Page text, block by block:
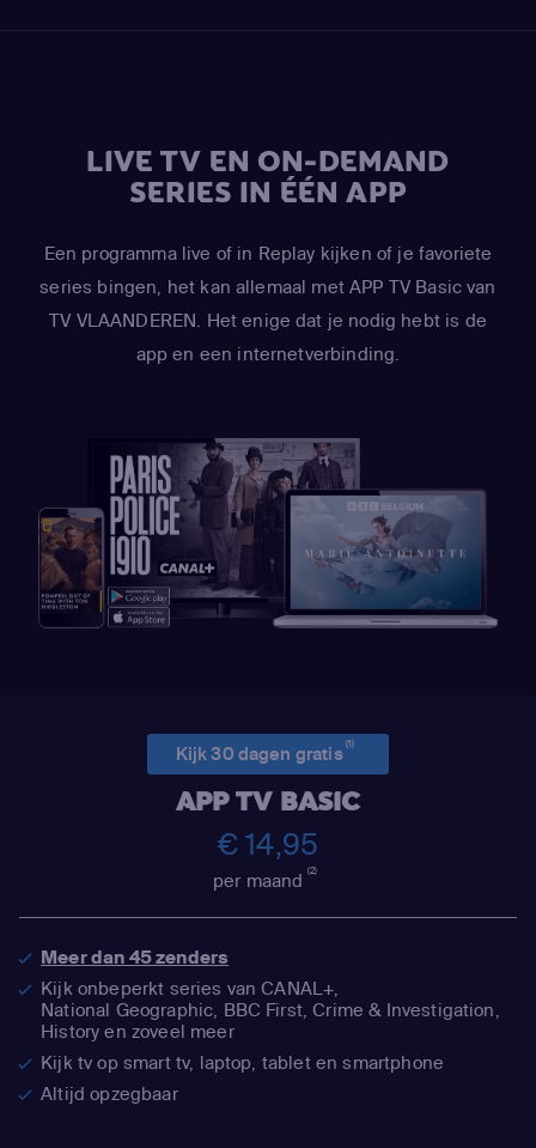
LIVE TV EN ON-DEMAND
SERIES IN ÉÉN APP
Een programma live of in Replay kijken of je favoriete
series bingen, het kan allemaal met APP TV Basic van
TV VLAANDEREN. Het enige dat je nodig hebt is de
app en een internetverbinding.
Kijk 30 dagen gratis(1)
APP TV BASIC
€ 14,95
per maand(2)
Meer dan 45 zenders
Kijk onbeperkt series van CANAL+,
National Geographic, BBC First, Crime & Investigation,
History en zoveel meer
Kijk tv op smart tv, laptop, tablet en smartphone
Altijd opzegbaar